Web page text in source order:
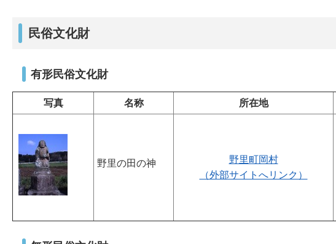
民俗文化財
有形民俗文化財
写真 名称 所在地
野里の田の神
野里町岡村
（外部サイトへリンク）